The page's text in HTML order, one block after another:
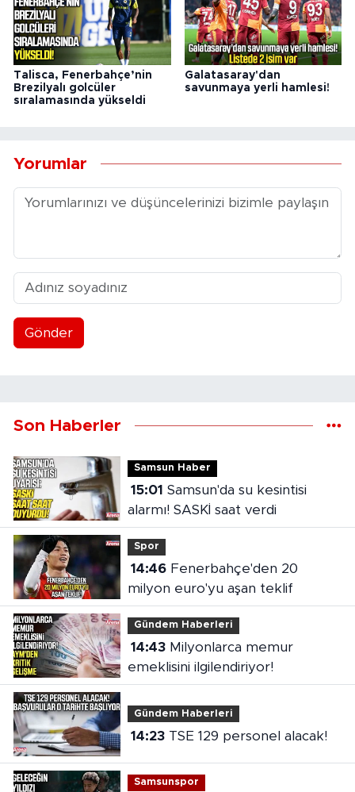
Talisca, Fenerbahçe’nin
Brezilyalı golcüler
sıralamasında yükseldi
Galatasaray'dan
savunmaya yerli hamlesi!
Yorumlar
Gönder
Son Haberler
Samsun Haber
15:01
alarmı! SASKİ saat verdi
Spor
14:46Fenerbahçe'den 20
milyon euro'yu aşan teklif
Gündem Haberleri
14:43Milyonlarca memur
emeklisini ilgilendiriyor!
Gündem Haberleri
14:23 TSE 129 personel alacak!
Samsunspor